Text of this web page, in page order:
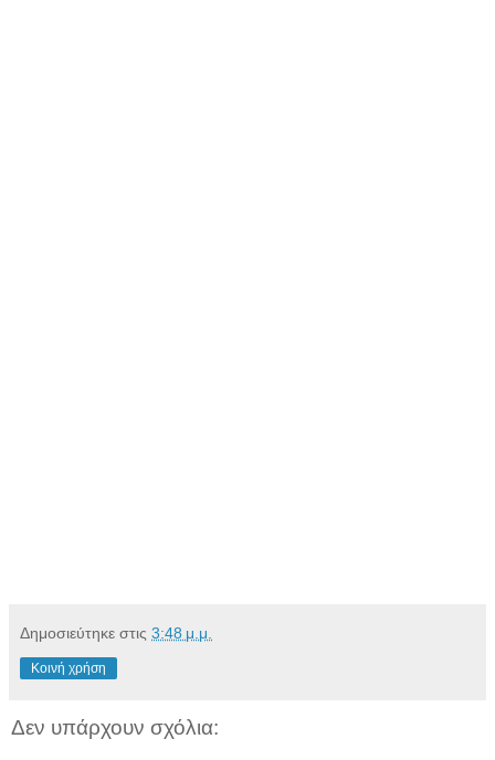
Δημοσιεύτηκε στις 3:48 μ.μ.
Κοινή χρήση
Δεν υπάρχουν σχόλια: